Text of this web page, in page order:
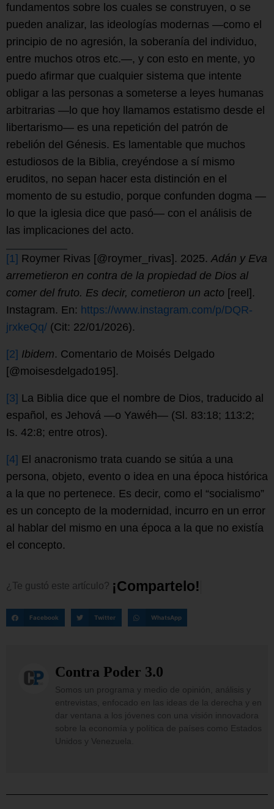
fundamentos sobre los cuales se construyen, o se
pueden analizar, las ideologías modernas —como el
principio de no agresión, la soberanía del individuo,
entre muchos otros etc.—, y con esto en mente, yo
puedo afirmar que cualquier sistema que intente
obligar a las personas a someterse a leyes humanas
arbitrarias —lo que hoy llamamos estatismo desde el
libertarismo— es una repetición del patrón de
rebelión del Génesis. Es lamentable que muchos
estudiosos de la Biblia, creyéndose a sí mismo
eruditos, no sepan hacer esta distinción en el
momento de su estudio, porque confunden dogma —
lo que la iglesia dice que pasó— con el análisis de
las implicaciones del acto.
[1] Roymer Rivas [@roymer_rivas]. 2025. Adán y Eva
arremetieron en contra de la propiedad de Dios al
comer del fruto. Es decir, cometieron un acto [reel].
Instagram. En: https://www.instagram.com/p/DQR-
jrxkeQq/ (Cit: 22/01/2026).
[2] Ibidem. Comentario de Moisés Delgado
[@moisesdelgado195].
[3] La Biblia dice que el nombre de Dios, traducido al
español, es Jehová —o Yawéh— (Sl. 83:18; 113:2;
Is. 42:8; entre otros).
[4] El anacronismo trata cuando se sitúa a una
persona, objeto, evento o idea en una época histórica
a la que no pertenece. Es decir, como el “socialismo”
es un concepto de la modernidad, incurro en un error
al hablar del mismo en una época a la que no existía
el concepto.
¿Te gustó este artículo? ¡Compartelo!
Facebook Twitter WhatsApp
Contra Poder 3.0
Somos un programa y medio de opinión, análisis y
entrevistas, enfocado en las ideas de la derecha y en
dar ventana a los jóvenes con una visión innovadora
sobre la economía y política de países como Estados
Unidos y Venezuela.